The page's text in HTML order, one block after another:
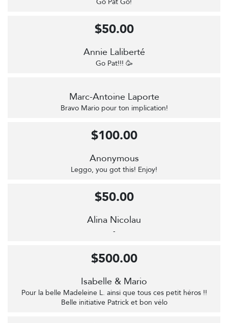
Annie Laliberté
Go Pat!!! 🥳
$50.00
Marc-Antoine Laporte
Bravo Mario pour ton implication!
Anonymous
Leggo, you got this! Enjoy!
$100.00
Alina Nicolau
-
$50.00
Isabelle & Mario
Pour la belle Madeleine L. ainsi que tous ces petit héros !!
Belle initiative Patrick et bon vélo
$500.00